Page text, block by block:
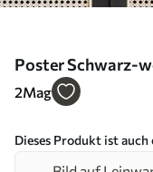
Poster Schwarz-
2Mag
Dieses Produkt ist